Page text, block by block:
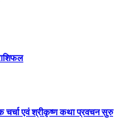
चर्चा एवं श्रीकृष्ण कथा प्रवचन सुरु